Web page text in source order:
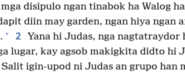
disipulo ngan tinabok ha Walog
diin may garden, ngan hiya ngan
+ 2 Yana hi Judas, nga nagtatraydor
lugar, kay agsob makigkita didto hi
Salit igin-upod ni Judas an grupo han